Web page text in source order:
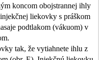
koncom obojstrannej ihly
liekovky s práškom
podtlakom (vákuom) v
tak, že vytiahnete ihlu z